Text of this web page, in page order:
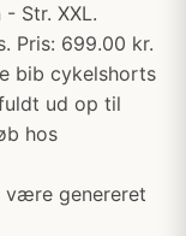
Str. XXL.
Pris: 699.00 kr.
bib cykelshorts
ud op til
hos
være genereret